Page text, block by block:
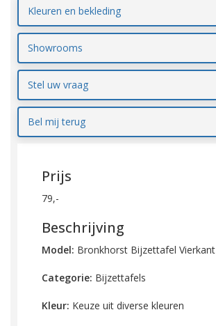
Kleuren en bekleding
Showrooms
Stel uw vraag
Bel mij terug
Prijs
79,-
Beschrijving
Model: Bronkhorst Bijzettafel Vierkant
Categorie: Bijzettafels
Kleur: Keuze uit diverse kleuren